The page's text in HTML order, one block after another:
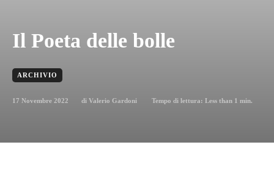
Il Poeta delle bolle
ARCHIVIO
17 Novembre 2022 di Valerio Gardoni Tempo di lettura: Less than 1 min.